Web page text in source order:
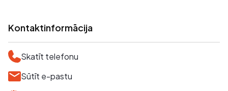
Kontaktinformācija
Skatīt telefonu
Sūtīt e-pastu